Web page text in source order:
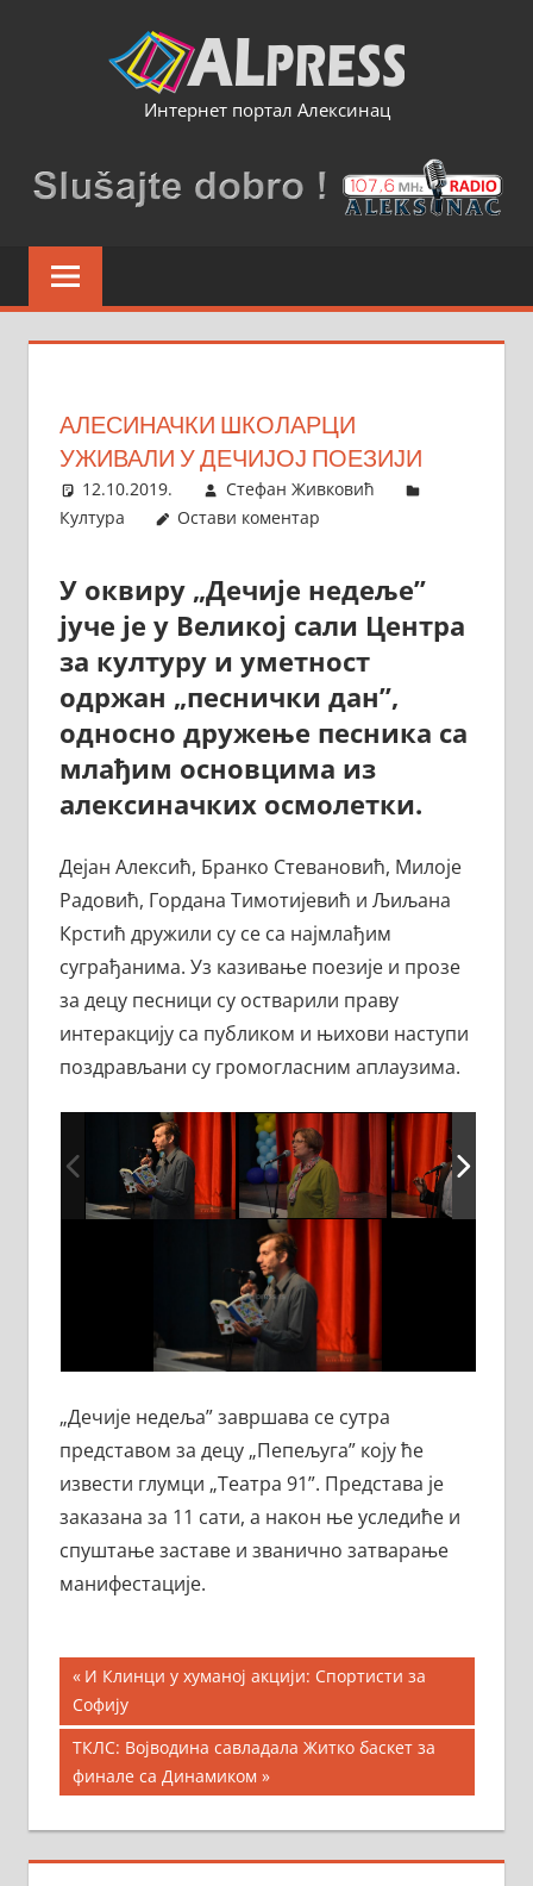
Интернет портал Алексинац
АЛЕСИНАЧКИ ШКОЛАРЦИ
УЖИВАЛИ У ДЕЧИЈОЈ ПОЕЗИЈИ
12.10.2019.
Стефан Живковић
Култура
Остави коментар
У оквиру „Дечије недеље”
јуче је у Великој сали Центра
за културу и уметност
одржан „песнички дан”,
односно дружење песника са
млађим основцима из
алексиначких осмолетки.
Дејан Алексић, Бранко Стевановић, Милоје
Радовић, Гордана Тимотијевић и Љиљана
Крстић дружили су се са најмлађим
суграђанима. Уз казивање поезије и прозе
за децу песници су остварили праву
интеракцију са публиком и њихови наступи
поздрављани су громогласним аплаузима.
„Дечије недеља” завршава се сутра
представом за децу „Пепељуга” коју ће
извести глумци „Театра 91”. Представа је
заказана за 11 сати, а након ње уследиће и
спуштање заставе и званично затварање
манифестације.
Кретање
чланка
Previous
Post:
И Клинци у хуманој акцији: Спортисти за
Софију
Next
Post:
ТКЛС: Војводина савладала Житко баскет за
финале са Динамиком